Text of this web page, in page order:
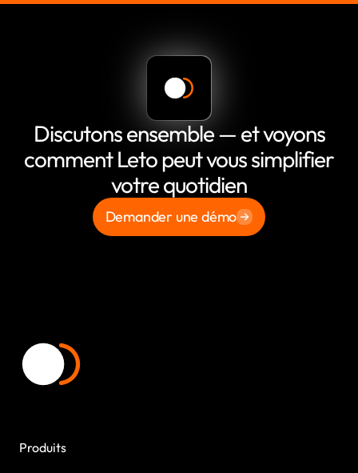
Discutons ensemble — et voyons
comment Leto peut vous simplifier
votre quotidien
Demander une démo
Produits